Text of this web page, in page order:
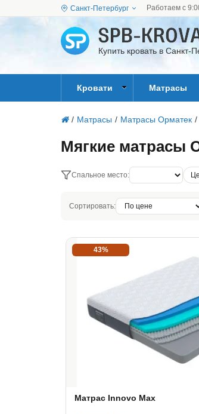
Санкт-Петербург Работаем с
Купить кровать в Санкт-
Кровати Матрасы
/ Матрасы / Матрасы Орматек /
Мягкие матрасы
Спальное место:
Сортировать:
43%
Матрас Innovo Max